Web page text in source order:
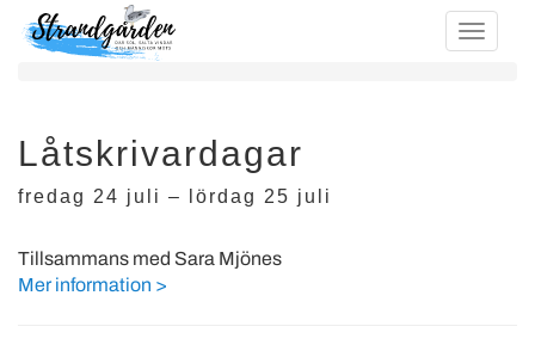
Låtskrivardagar
fredag 24 juli – lördag 25 juli
Tillsammans med Sara Mjönes
Mer information >